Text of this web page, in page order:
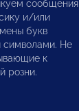
сообщения,
и/или
букв
символами. Не
к
розни.